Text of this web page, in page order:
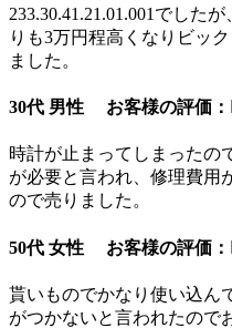
233.30.41.21.01.001でした
りも3万円程高くなりビッ
ました。
30代 男性 お客様の評価：
時計が止まってしまったの
が必要と言われ、修理費用
ので売りました。
50代 女性 お客様の評価：
貰いものでかなり使い込ん
がつかないと言われたので